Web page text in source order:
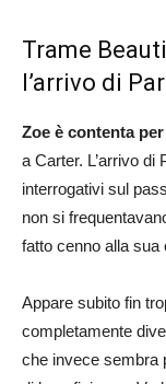
Trame
l’arrivo di
Zoe è contenta
a Carter. L’arrivo
interrogativi sul
non si
fatto cenno alla sua
Appare subito fin
completamente
che invece sembra